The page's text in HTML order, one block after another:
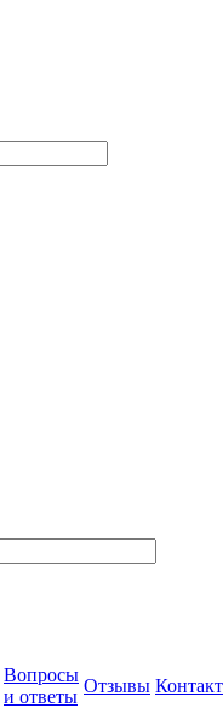
Вопросы
и ответы
Отзывы